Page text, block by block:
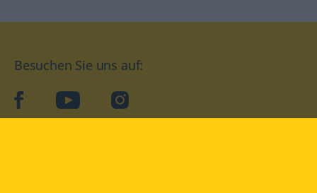
Besuchen Sie uns auf:
facebookYouTube Instagram